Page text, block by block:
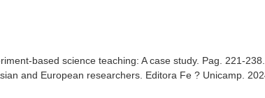
based science teaching: A case study. Pag. 221-238.
and European researchers . Editora Fe ? Unicamp.